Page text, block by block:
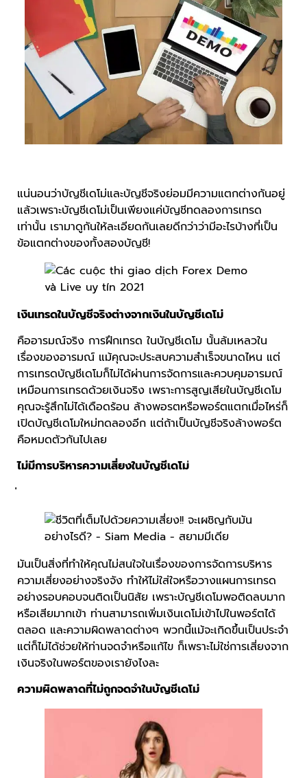
แน่นอนว่าบัญชีเดโม่และบัญชีจริงย่อมมีความแตกต่างกันอยู่
แล้วเพราะบัญชีเดโม่เป็นเพียงแค่บัญชีทดลองการเทรด
เท่านั้น เรามาดูกันให้ละเอียดกันเลยดีกว่าว่ามีอะไรบ้างที่เป็น
ข้อแตกต่างของทั้งสองบัญชี!
เงินเทรดในบัญชีจริงต่างจากเงินในบัญชีเดโม่
คืออารมณ์จริง การฝึกเทรด ในบัญชีเดโม นั้นล้มเหลวใน
เรื่องของอารมณ์ แม้คุณจะประสบความสำเร็จขนาดไหน แต่
การเทรดบัญชีเดโมก็ไม่ได้ผ่านการจัดการและควบคุมอารมณ์
เหมือนการเทรดด้วยเงินจริง เพราะการสูญเสียในบัญชีเดโม
คุณจะรู้สึกไม่ได้เดือดร้อน ล้างพอรตหรือพอร์ตแตกเมื่อไหร่ก็
เปิดบัญชีเดโมใหม่ทดลองอีก แต่ถ้าเป็นบัญชีจริงล้างพอร์ต
คือหมดตัวกันไปเลย
ไม่มีการบริหารความเสี่ยงในบัญชีเดโม
มันเป็นสิ่งที่ทำให้คุณไม่สนใจในเรื่องของการจัดการบริหาร
ความเสี่ยงอย่างจริงจัง ทำให้ไม่ใส่ใจหรือวางแผนการเทรด
อย่างรอบคอบจนติดเป็นนิสัย เพราะบัญชีเดโมพอติดลบมาก
หรือเสียมากเข้า ท่านสามารถเพิ่มเงินเดโม่เข้าไปในพอร์ตได้
ตลอด และความผิดพลาดต่างๆ พวกนี้แม้จะเกิดขึ้นเป็นประจำ
แต่ก็ไม่ได้ช่วยให้ท่านจดจำหรือแก้ไข ก็เพราะไม่ใช่การเสี่ยงจาก
เงินจริงในพอร์ตของเรายังไงละ
ความผิดพลาดที่ไม่ถูกจดจำในบัญชีเดโม่